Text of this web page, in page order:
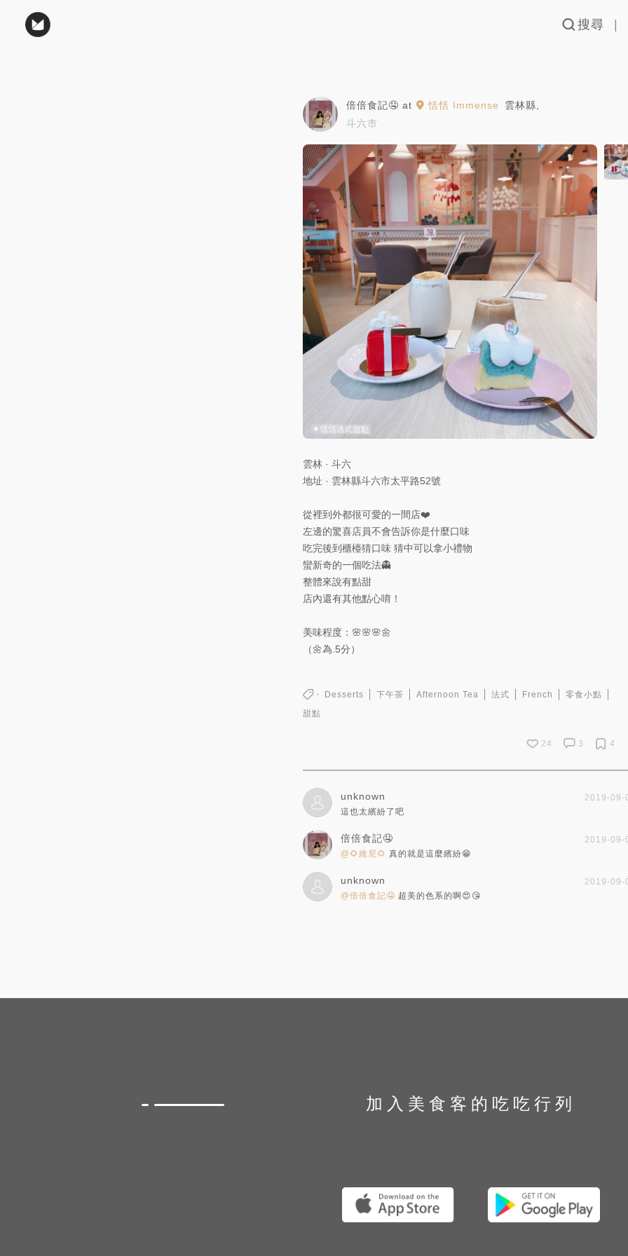
搜尋
倍倍食記🤤 at 恬恬 Immense 雲林縣
斗六市
雲林 · 斗六
地址 · 雲林縣斗六市太平路52號
從裡到外都很可愛的一間店❤️
左邊的驚喜店員不會告訴你是什麼口味
吃完後到櫃檯猜口味 猜中可以拿小禮物
蠻新奇的一個吃法👻
整體來說有點甜
店內還有其他點心唷！
美味程度：🌸🌸🌸🌼
（🌼為.5分）
Desserts 下午茶 Afternoon Tea 法式 French
零食小點
甜點
24 3 4
unknown
2019-09-
這也太繽紛了吧
倍倍食記🤤
2019-09-
@🌻維尼🌻 真的就是這麼繽紛😁
unknown
2019-09-
@倍倍食記🤤 超美的色系的啊😍😘
加入美食客的吃吃行列